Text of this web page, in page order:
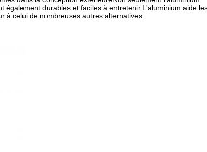
durables et faciles à entretenir.L'aluminium aide
à celui de nombreuses autres alternatives.